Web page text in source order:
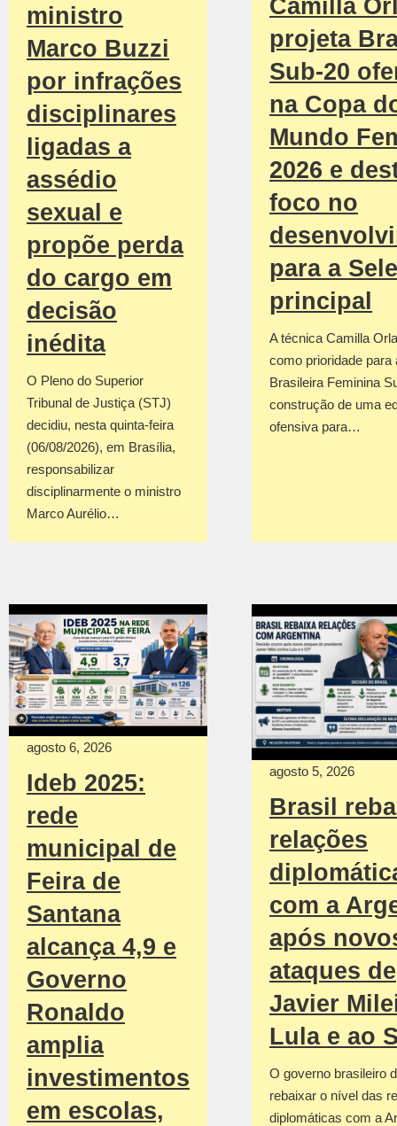
ministro
Marco Buzzi
por infrações
disciplinares
ligadas a
assédio
sexual e
propõe perda
do cargo em
decisão
inédita
O Pleno do Superior
Tribunal de Justiça (STJ)
decidiu, nesta quinta-feira
(06/08/2026), em Brasília,
responsabilizar
disciplinarmente o ministro
Marco Aurélio…
Camilla
projeta
Sub-20
na Copa
Mundo
2026 e
foco no
para a
principal
A técnica Camilla
como prioridade para
Brasileira Feminina
construção de uma
ofensiva para…
agosto 6, 2026
Ideb 2025:
rede
municipal de
Feira de
Santana
alcança 4,9 e
Governo
Ronaldo
amplia
investimentos
em escolas,
agosto 5, 2026
Brasil
relações
com a
após
ataques de
Javier
Lula e ao
O governo brasileiro
rebaixar o nível das
diplomáticas com a